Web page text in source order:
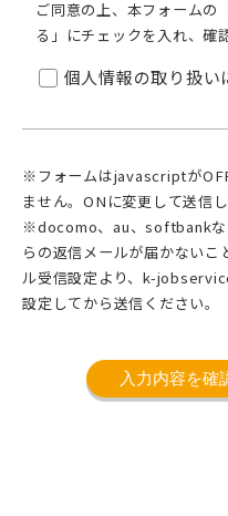
ご同意の上、本フォームの
る」にチェックを入れ、確
個人情報の取り扱い
※フォームはjavascriptが
ません。ONに変更して送信し
※docomo、au、softbankな
らの返信メールが届かないこ
ル受信設定より、k-
設定してから送信ください。
入力内容を確